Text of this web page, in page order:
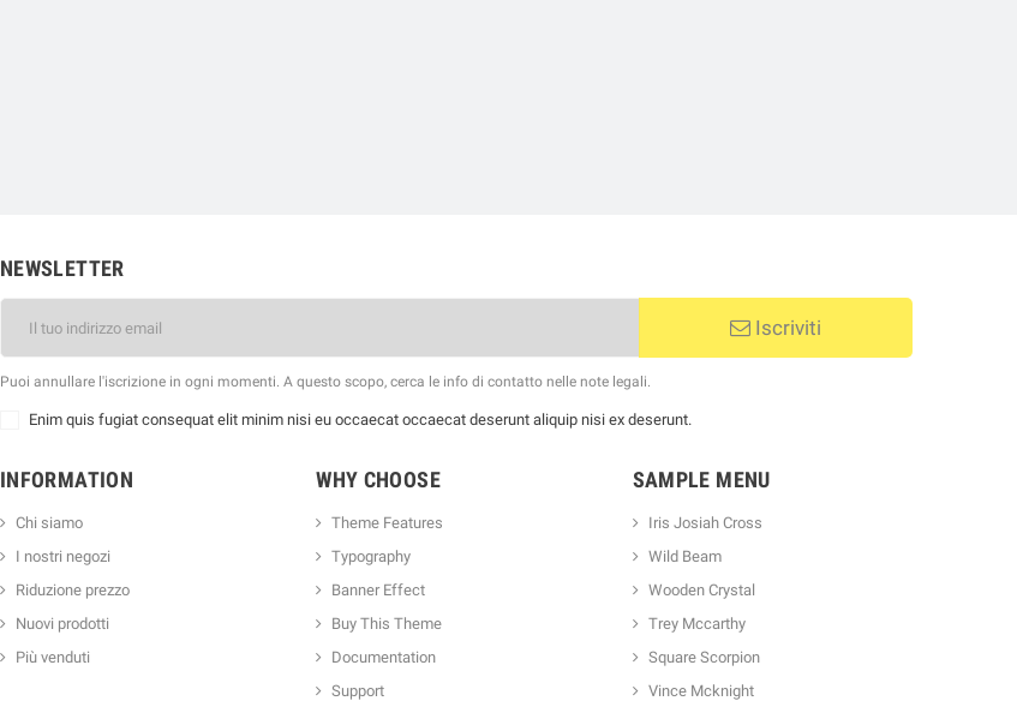
NEWSLETTER
Iscriviti
Puoi annullare l'iscrizione in ogni momenti. A questo scopo, cerca le info di contatto nelle note legali.
Enim quis fugiat consequat elit minim nisi eu occaecat occaecat deserunt aliquip nisi ex deserunt.
INFORMATION
Chi siamo
I nostri negozi
Riduzione prezzo
Nuovi prodotti
Più venduti
WHY CHOOSE
Theme Features
Typography
Banner Effect
Buy This Theme
Documentation
Support
SAMPLE MENU
Iris Josiah Cross
Wild Beam
Wooden Crystal
Trey Mccarthy
Square Scorpion
Vince Mcknight